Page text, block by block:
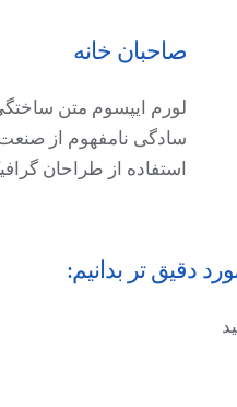
صاحبان خانه
لورم ایپسوم متن ساختگی
سادگی نامفهوم از
استفاده از طراحان
دقیق تر بدانیم: